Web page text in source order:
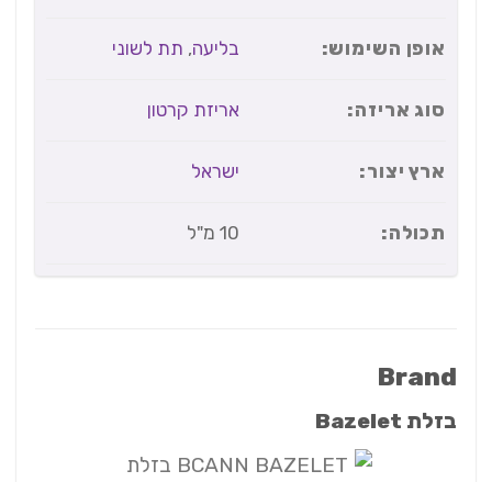
אופן השימוש: בליעה,תת לשוני
סוג אריזה: אריזת קרטון
ארץ יצור: ישראל
תכולה: 10 מ"ל
Brand
בזלת Bazelet